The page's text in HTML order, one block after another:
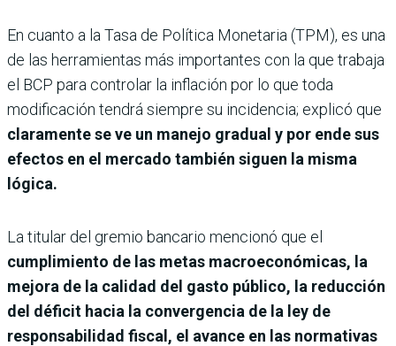
En cuanto a la Tasa de Política Monetaria (TPM), es una
de las herramientas más importantes con la que trabaja
el BCP para controlar la inflación por lo que toda
modificación tendrá siempre su incidencia; explicó que
claramente se ve un manejo gradual y por ende sus
efectos en el mercado también siguen la misma
lógica.
La titular del gremio bancario mencionó que el
cumplimiento de las metas macroeconómicas, la
mejora de la calidad del gasto público, la reducción
del déficit hacia la convergencia de la ley de
responsabilidad fiscal, el avance en las normativas